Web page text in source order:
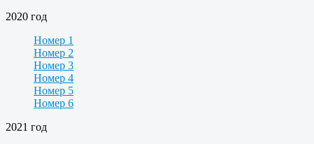
2020 год
Номер 1
Номер 2
Номер 3
Номер 4
Номер 5
Номер 6
2021 год